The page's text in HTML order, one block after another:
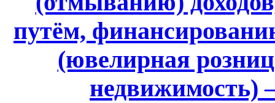
путём,
(ювелирная
недвижимость)